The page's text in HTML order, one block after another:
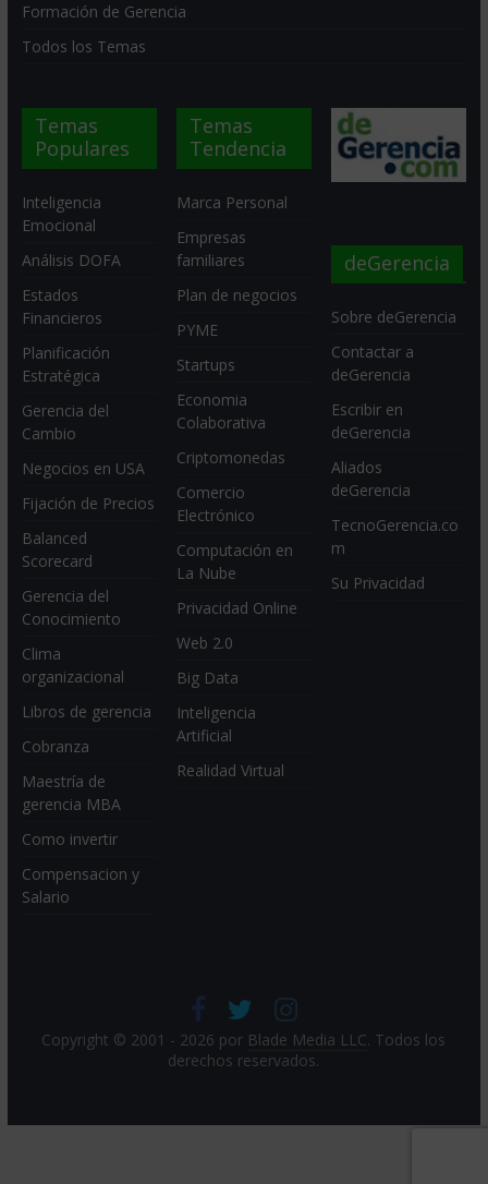
Formación de Gerencia
Todos los Temas
Temas
Populares
Inteligencia
Emocional
Análisis DOFA
Estados
Financieros
Planificación
Estratégica
Gerencia del
Cambio
Negocios en USA
Fijación de Precios
Balanced
Scorecard
Gerencia del
Conocimiento
Clima
organizacional
Libros de gerencia
Cobranza
Maestría de
gerencia MBA
Como invertir
Compensacion y
Salario
Temas
Tendencia
Marca Personal
Empresas
familiares
Plan de negocios
PYME
Startups
Economia
Colaborativa
Criptomonedas
Comercio
Electrónico
Computación en
La Nube
Privacidad Online
Web 2.0
Big Data
Inteligencia
Artificial
Realidad Virtual
deGerencia
Sobre deGerencia
Contactar a
deGerencia
Escribir en
deGerencia
Aliados
deGerencia
TecnoGerencia.co
m
Su Privacidad
Copyright © 2001 - 2026 por Blade Media LLC. Todos los
derechos reservados.